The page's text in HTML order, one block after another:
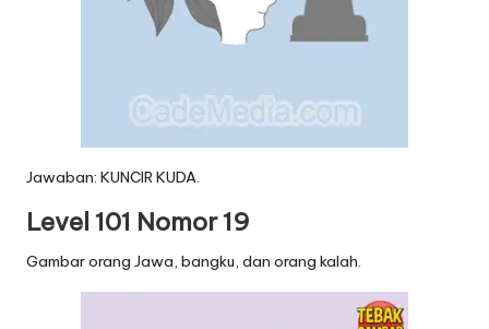
Jawaban: KUNCIR KUDA.
Level 101 Nomor 19
Gambar orang Jawa, bangku, dan orang kalah.